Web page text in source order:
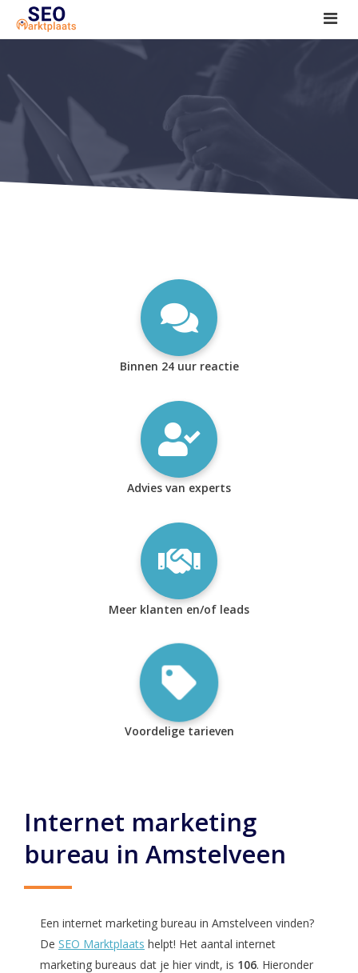
SEO tools reviews
Marketeer bij jou in de buurt?
Offerte
1. Seo voor beginners +
2. Onderzoeken +
Binnen 24 uur reactie
Advies van experts
Meer klanten en/of leads
Voordelige tarieven
Internet marketing
bureau in Amstelveen
Een internet marketing bureau in Amstelveen vinden?
De SEO Marktplaats helpt! Het aantal internet
marketing bureaus dat je hier vindt, is 106. Hieronder